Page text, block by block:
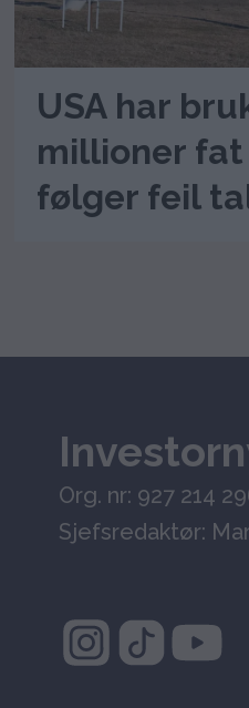
USA har
millioner
følger feil
Org. nr: 927 214
Sjefsredaktør: